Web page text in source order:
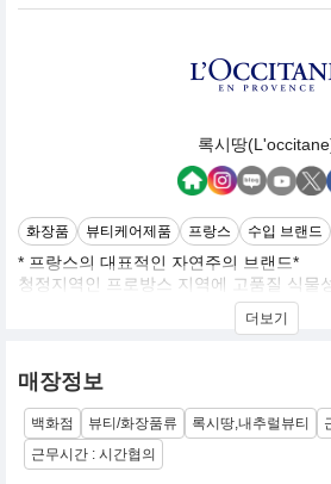
록시땅
화장품 뷰티케어제품 프랑스 수입 브랜드
* 프랑스의 대표적인 자연주의 브랜드*
청정지역인 프로방스 지역에 고품질 식물
피부에 건강한 아름다움을 선사하는 웰빙
더보기
매장정보
백화점 뷰티/화장품류 록시땅,내추럴뷰티
근무시간 : 시간협의